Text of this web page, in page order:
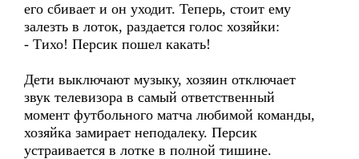
его сбивает и он уходит. Теперь, стоит ему
залезть в лоток, раздается голос хозяйки:
- Тихо! Персик пошел какать!
Дети выключают музыку, хозяин отключает
звук телевизора в самый ответственный
момент футбольного матча любимой команды,
хозяйка замирает неподалеку. Персик
устраивается в лотке в полной тишине.